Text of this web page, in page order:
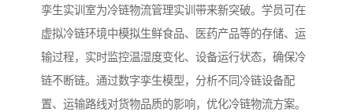
孪生实训室为冷链物流管理实训带来新突破。学员可在
虚拟冷链环境中模拟生鲜食品、医药产品等的存储、运
输过程，实时监控温湿度变化、设备运行状态，确保冷
链不断链。通过数字孪生模型，分析不同冷链设备配
置、运输路线对货物品质的影响，优化冷链物流方案。